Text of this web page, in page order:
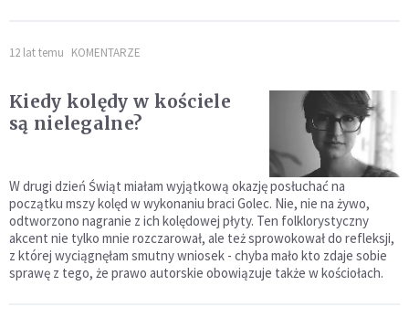
12 lat temu KOMENTARZE
Kiedy kolędy w kościele
są nielegalne?
W drugi dzień Świąt miałam wyjątkową okazję posłuchać na
początku mszy kolęd w wykonaniu braci Golec. Nie, nie na żywo,
odtworzono nagranie z ich kolędowej płyty. Ten folklorystyczny
akcent nie tylko mnie rozczarował, ale też sprowokował do refleksji,
z której wyciągnęłam smutny wniosek - chyba mało kto zdaje sobie
sprawę z tego, że prawo autorskie obowiązuje także w kościołach.